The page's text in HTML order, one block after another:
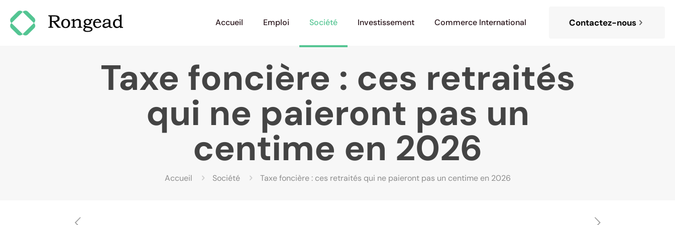
Accueil Emploi Société Investissement Commerce International Contactez-nous
Taxe foncière : ces retraités
qui ne paieront pas un
centime en 2026
Accueil Société Taxe foncière : ces retraités qui ne paieront pas un centime en 2026